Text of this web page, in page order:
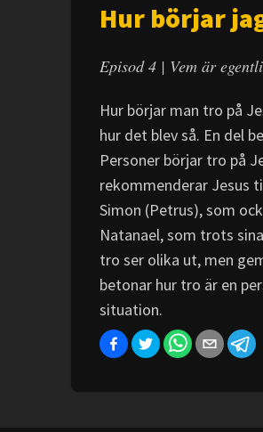
Hur börjar
Episod 4 | Vem är
Hur börjar man tro på
hur det blev så. En del
Personer börjar tro på
rekommenderar Jesus
Simon (Petrus), som
Natanael, som trots
tro ser olika ut, men
betonar hur tro är en
situation.